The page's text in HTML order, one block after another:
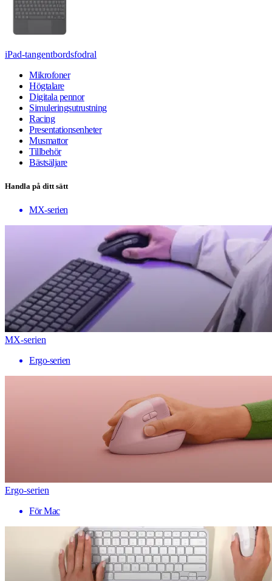
iPad-tangentbordsfodral
Mikrofoner
Högtalare
Digitala pennor
Simuleringsutrustning
Racing
Presentationsenheter
Musmattor
Tillbehör
Bästsäljare
Handla på ditt sätt
MX-serien
MX-serien
Ergo-serien
Ergo-serien
För Mac